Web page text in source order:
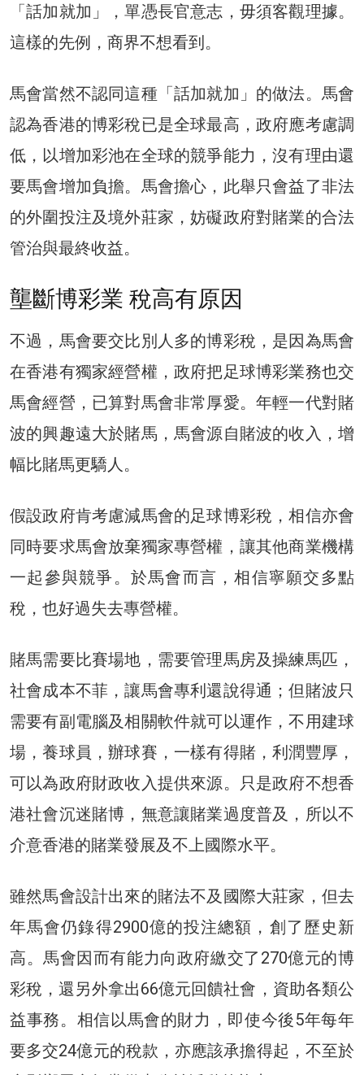
「話加就加」，單憑長官意志，毋須客觀理據。
這樣的先例，商界不想看到。
馬會當然不認同這種「話加就加」的做法。馬會
認為香港的博彩稅已是全球最高，政府應考慮調
低，以增加彩池在全球的競爭能力，沒有理由還
要馬會增加負擔。馬會擔心，此舉只會益了非法
的外圍投注及境外莊家，妨礙政府對賭業的合法
管治與最終收益。
壟斷博彩業 稅高有原因
不過，馬會要交比別人多的博彩稅，是因為馬會
在香港有獨家經營權，政府把足球博彩業務也交
馬會經營，已算對馬會非常厚愛。年輕一代對賭
波的興趣遠大於賭馬，馬會源自賭波的收入，增
幅比賭馬更驕人。
假設政府肯考慮減馬會的足球博彩稅，相信亦會
同時要求馬會放棄獨家專營權，讓其他商業機構
一起參與競爭。於馬會而言，相信寧願交多點
稅，也好過失去專營權。
賭馬需要比賽場地，需要管理馬房及操練馬匹，
社會成本不菲，讓馬會專利還說得通；但賭波只
需要有副電腦及相關軟件就可以運作，不用建球
場，養球員，辦球賽，一樣有得賭，利潤豐厚，
可以為政府財政收入提供來源。只是政府不想香
港社會沉迷賭博，無意讓賭業過度普及，所以不
介意香港的賭業發展及不上國際水平。
雖然馬會設計出來的賭法不及國際大莊家，但去
年馬會仍錄得2900億的投注總額，創了歷史新
高。馬會因而有能力向政府繳交了270億元的博
彩稅，還另外拿出66億元回饋社會，資助各類公
益事務。相信以馬會的財力，即使今後5年每年
要多交24億元的稅款，亦應該承擔得起，不至於